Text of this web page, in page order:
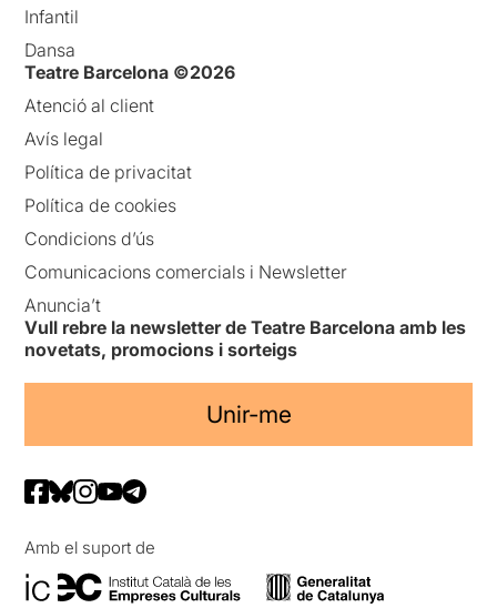
Infantil
Dansa
Teatre Barcelona ©2026
Atenció al client
Avís legal
Política de privacitat
Política de cookies
Condicions d’ús
Comunicacions comercials i Newsletter
Anuncia’t
Vull rebre la newsletter de Teatre Barcelona amb les
novetats, promocions i sorteigs
Unir-me
Amb el suport de